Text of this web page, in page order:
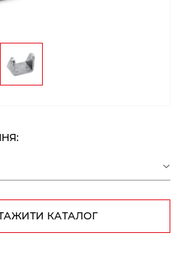
КАТАЛОГ